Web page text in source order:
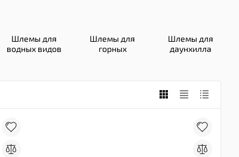
Шлемы для
водных видов
Шлемы для
горных
Шлемы для
даунхилла